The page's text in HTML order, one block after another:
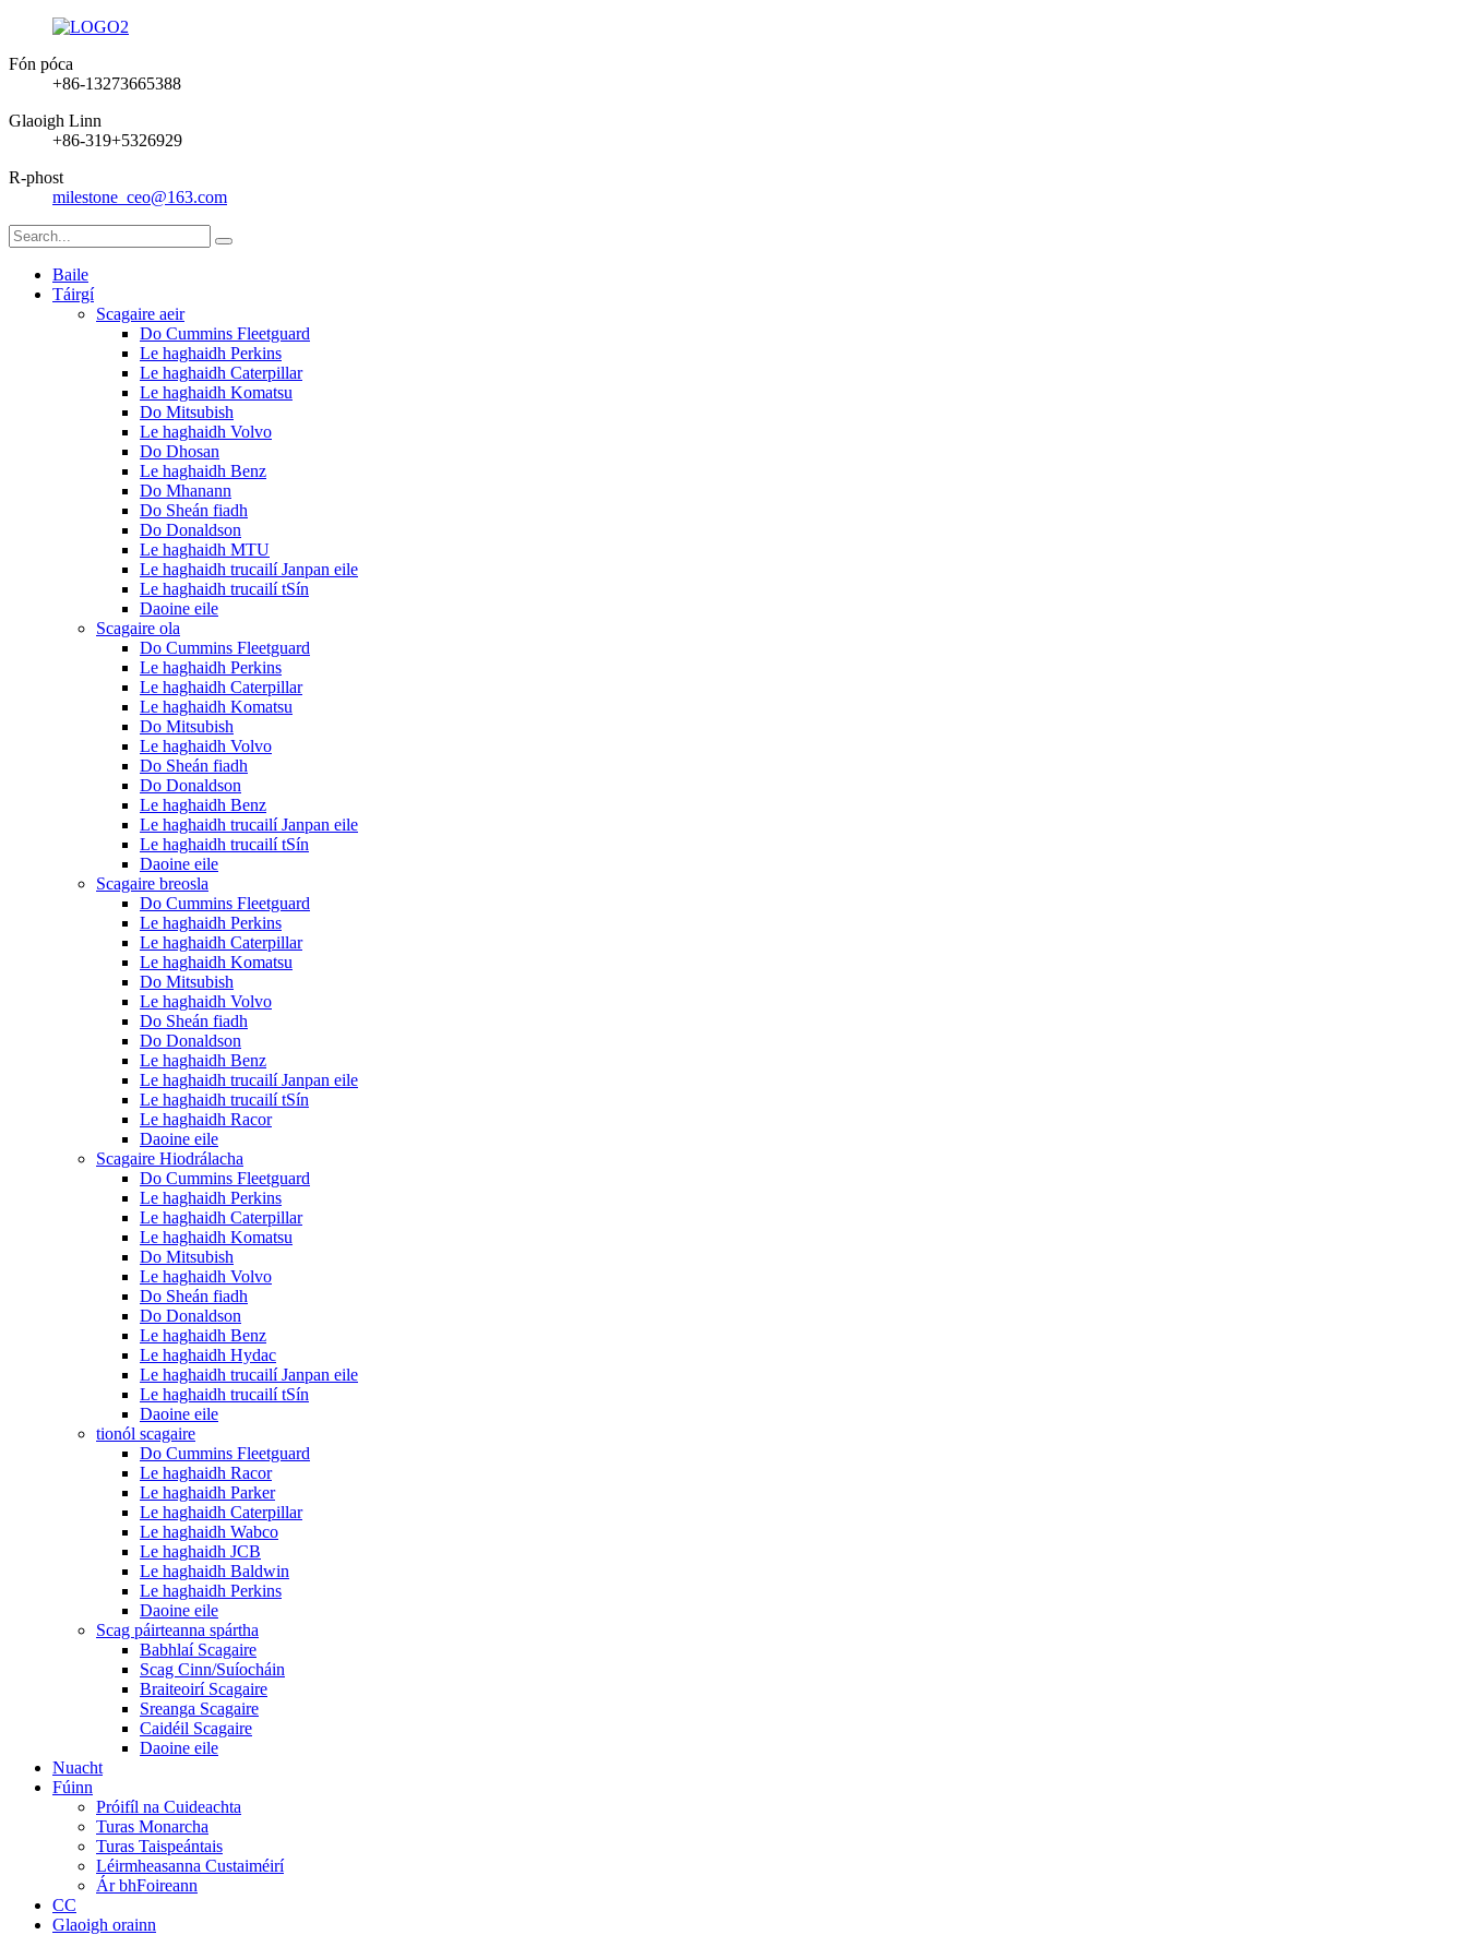
Fón póca
+86-13273665388
Glaoigh Linn
+86-319+5326929
R-phost
milestone_ceo@163.com
Baile
Táirgí
Scagaire aeir
Do Cummins Fleetguard
Le haghaidh Perkins
Le haghaidh Caterpillar
Le haghaidh Komatsu
Do Mitsubish
Le haghaidh Volvo
Do Dhosan
Le haghaidh Benz
Do Mhanann
Do Sheán fiadh
Do Donaldson
Le haghaidh MTU
Le haghaidh trucailí Janpan eile
Le haghaidh trucailí tSín
Daoine eile
Scagaire ola
Do Cummins Fleetguard
Le haghaidh Perkins
Le haghaidh Caterpillar
Le haghaidh Komatsu
Do Mitsubish
Le haghaidh Volvo
Do Sheán fiadh
Do Donaldson
Le haghaidh Benz
Le haghaidh trucailí Janpan eile
Le haghaidh trucailí tSín
Daoine eile
Scagaire breosla
Do Cummins Fleetguard
Le haghaidh Perkins
Le haghaidh Caterpillar
Le haghaidh Komatsu
Do Mitsubish
Le haghaidh Volvo
Do Sheán fiadh
Do Donaldson
Le haghaidh Benz
Le haghaidh trucailí Janpan eile
Le haghaidh trucailí tSín
Le haghaidh Racor
Daoine eile
Scagaire Hiodrálacha
Do Cummins Fleetguard
Le haghaidh Perkins
Le haghaidh Caterpillar
Le haghaidh Komatsu
Do Mitsubish
Le haghaidh Volvo
Do Sheán fiadh
Do Donaldson
Le haghaidh Benz
Le haghaidh Hydac
Le haghaidh trucailí Janpan eile
Le haghaidh trucailí tSín
Daoine eile
tionól scagaire
Do Cummins Fleetguard
Le haghaidh Racor
Le haghaidh Parker
Le haghaidh Caterpillar
Le haghaidh Wabco
Le haghaidh JCB
Le haghaidh Baldwin
Le haghaidh Perkins
Daoine eile
Scag páirteanna spártha
Babhlaí Scagaire
Scag Cinn/Suíocháin
Braiteoirí Scagaire
Sreanga Scagaire
Caidéil Scagaire
Daoine eile
Nuacht
Fúinn
Próifíl na Cuideachta
Turas Monarcha
Turas Taispeántais
Léirmheasanna Custaiméirí
Ár bhFoireann
CC
Glaoigh orainn